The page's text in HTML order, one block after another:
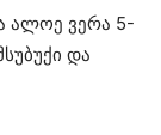
ალოე ვერა 5-
და